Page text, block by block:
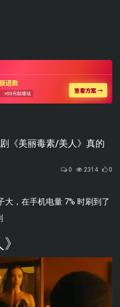
《美丽毒素/美人》真的
0 2314 0
，在手机电量 7% 时刷到了